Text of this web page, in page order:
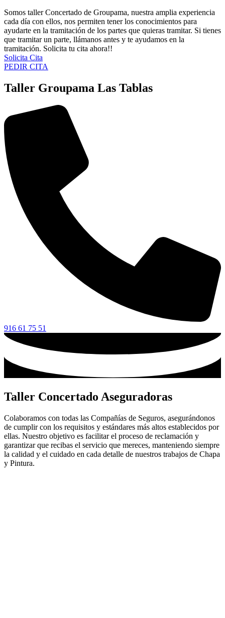
Somos taller Concertado de Groupama, nuestra amplia experiencia
cada día con ellos, nos permiten tener los conocimientos para
ayudarte en la tramitación de los partes que quieras tramitar. Si tienes
que tramitar un parte, llámanos antes y te ayudamos en la
tramitación. Solicita tu cita ahora!!
Solicita Cita
PEDIR CITA
Taller Groupama Las Tablas
916 61 75 51
Taller Concertado Aseguradoras
Colaboramos con todas las Compañías de Seguros, asegurándonos
de cumplir con los requisitos y estándares más altos establecidos por
ellas. Nuestro objetivo es facilitar el proceso de reclamación y
garantizar que recibas el servicio que mereces, manteniendo siempre
la calidad y el cuidado en cada detalle de nuestros trabajos de Chapa
y Pintura.